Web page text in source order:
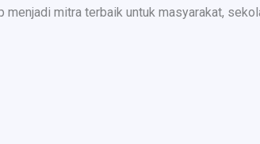
mitra terbaik untuk masyarakat,